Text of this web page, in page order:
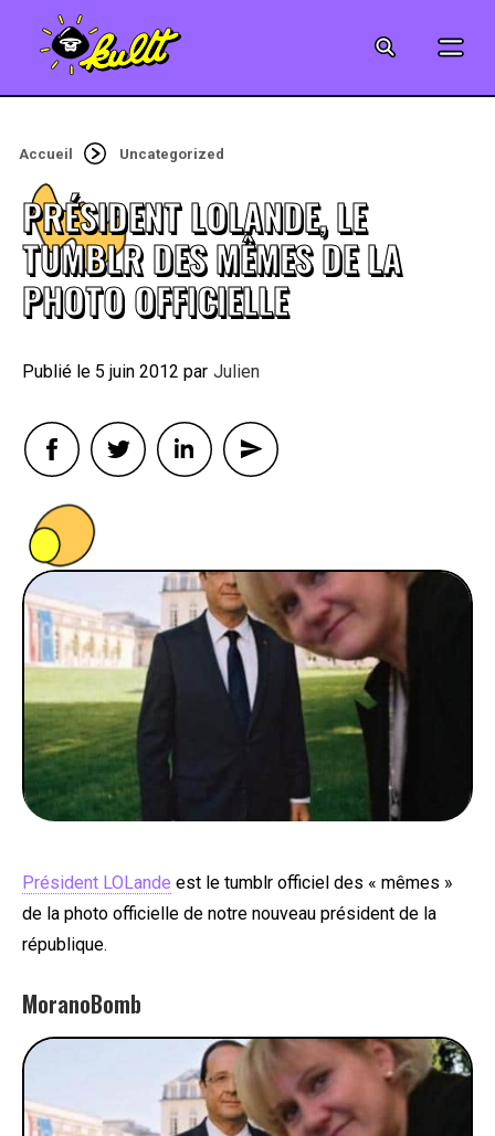
MUSIQUE
CRÉATION
ART
JEUX-VIDÉO
VINTAGE
FOOD
BONS PLANS
SOUTENEZ KULTT
Accueil Uncategorized
PRÉSIDENT LOLANDE, LE
TUMBLR DES MÊMES DE LA
PHOTO OFFICIELLE
5 juin 2012 By Julien
Président LOLande est le tumblr officiel des « mêmes »
de la photo officielle de notre nouveau président de la
république.
MoranoBomb